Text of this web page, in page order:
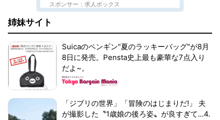
スポンサー：求人ボックス
姉妹サイト
Suicaのペンギン"夏のラッキーバッグ"が8月
8日に発売。Pensta史上最も豪華な7点入り
だよ~。
「ジブリの世界」「冒険のはじまりだ!」 夫
が撮影した〝1歳娘の後ろ姿〟が良すぎて...4.